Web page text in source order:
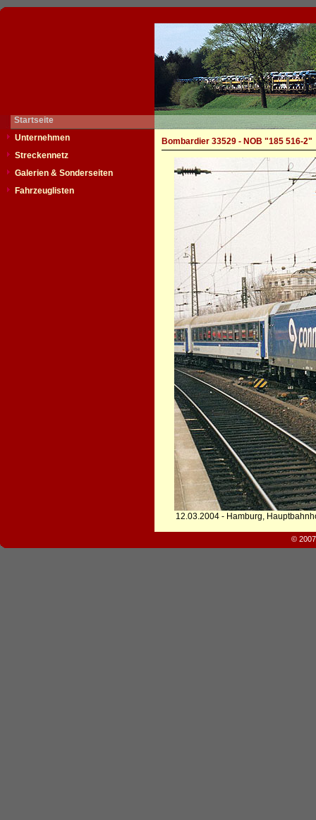
Startseite
Unternehmen
Streckennetz
Galerien & Sonderseiten
Fahrzeuglisten
Bombardier 33529 - NOB "185 516-2"
12.03.2004 - Hamburg,
©